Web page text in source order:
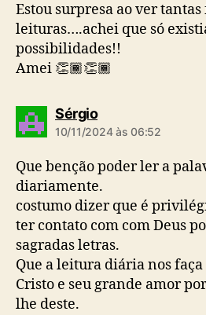
Estou surpresa ao ver
leituras….achei que só
possibilidades!!
Amei 👏🏾👏🏾
Sérgiod
i
10/11/2024 às 06:52
Que benção poder ler a
diariamente.
costumo dizer que é
ter contato com com Deus
sagradas letras.
Que a leitura diária nos
Cristo e seu grande amor
lhe deste.